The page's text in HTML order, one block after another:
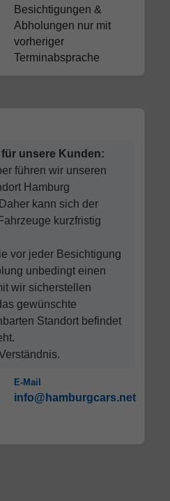
Besichtigungen &
Abholungen nur mit
vorheriger
Terminabsprache
unsere Kunden:
führen wir unseren
Hamburg
kann sich der
kurzfristig
vor jeder Besichtigung
unbedingt einen
wir sicherstellen
gewünschte
Standort befindet
E-Mail
info@hamburgcars.net